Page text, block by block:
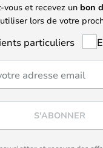
vous et recevez un bon
lors de votre
particuliers
S'ABONNER